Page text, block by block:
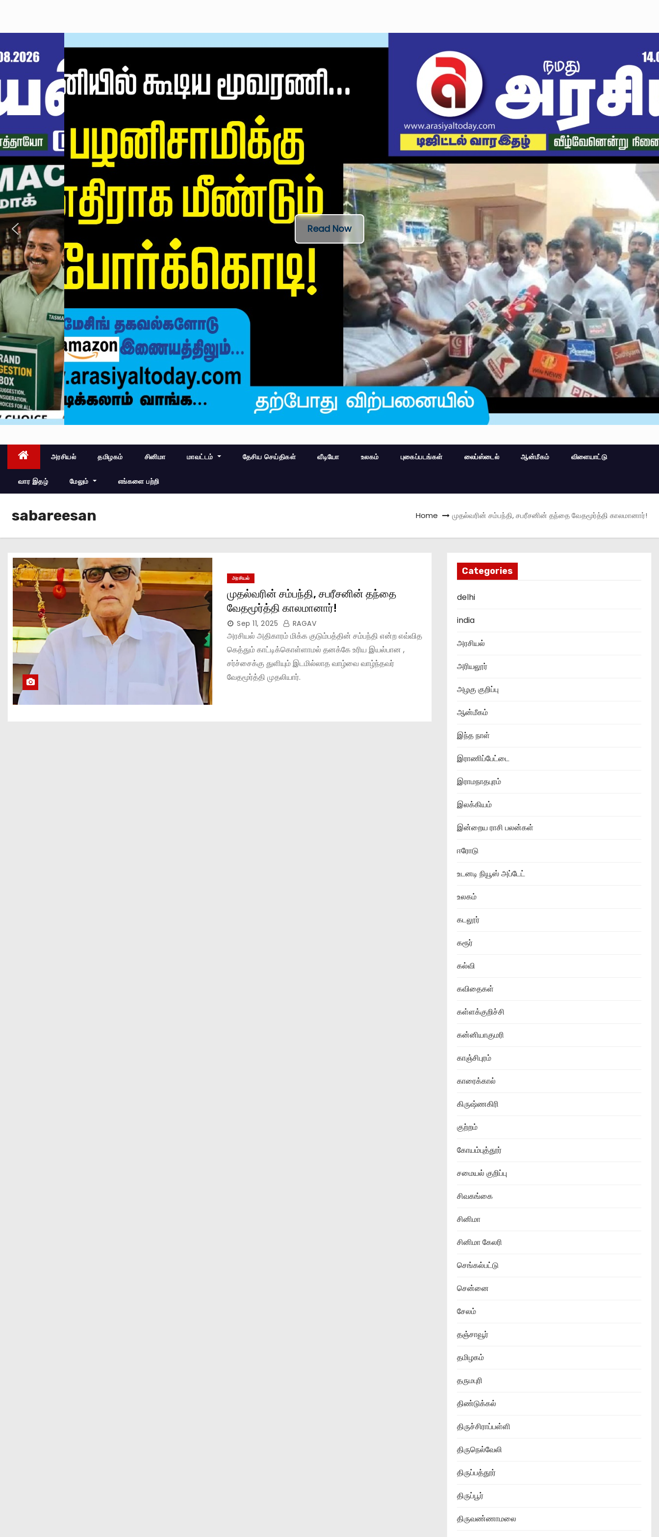
Read Now
அரசியல் தமிழகம் சினிமா மாவட்டம் தேசிய செய்திகள் வீடியோ உலகம் புகைப்படங்கள் லைப்ஸ்டைல் ஆன்மீகம் விளையாட்டு
வார இதழ் மேலும் எங்களை பற்றி
sabareesan Home முதல்வரின் சம்பந்தி, சபரீசனின் தந்தை வேதமூர்த்தி காலமானார்!
அரசியல்
முதல்வரின் சம்பந்தி, சபரீசனின் தந்தை
வேதமூர்த்தி காலமானார்!
Sep 11, 2025 RAGAV
அரசியல் அதிகாரம் மிக்க குடும்பத்தின் சம்பந்தி என்ற எவ்வித
கெத்தும் காட்டிக்கொள்ளாமல் தனக்கே உரிய இயல்பான ,
சர்ச்சைக்கு துளியும் இடமில்லாத வாழ்வை வாழ்ந்தவர்
வேதமூர்த்தி முதலியார்.
Categories
delhi
india
அரசியல்
அரியலூர்
அழகு குறிப்பு
ஆன்மீகம்
இந்த நாள்
இராணிப்பேட்டை
இராமநாதபுரம்
இலக்கியம்
இன்றைய ராசி பலன்கள்
ஈரோடு
உடனடி நியூஸ் அப்டேட்
உலகம்
கடலூர்
கரூர்
கல்வி
கவிதைகள்
கள்ளக்குறிச்சி
கன்னியாகுமரி
காஞ்சிபுரம்
காரைக்கால்
கிருஷ்ணகிரி
குற்றம்
கோயம்புத்தூர்
சமையல் குறிப்பு
சிவகங்கை
சினிமா
சினிமா கேலரி
செங்கல்பட்டு
சென்னை
சேலம்
தஞ்சாவூர்
தமிழகம்
தருமபுரி
திண்டுக்கல்
திருச்சிராப்பள்ளி
திருநெல்வேலி
திருப்பத்தூர்
திருப்பூர்
திருவண்ணாமலை